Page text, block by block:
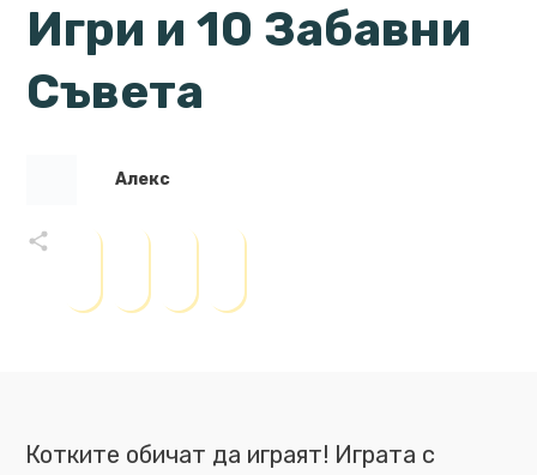
Игри и 10 Забавни
Съвета
Алекс
Котките обичат да играят! Играта с